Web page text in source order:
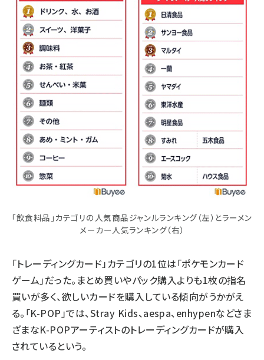
「飲食料品」カテゴリの人気商品ジャンルランキング（左）とラーメン
メーカー人気ランキング（右）
「トレーディングカード」カテゴリの1位は「ポケモンカード
ゲーム」だった。まとめ買いやパック購入よりも1枚の指名
買いが多く、欲しいカードを購入している傾向がうかがえ
る。「K-POP」では、Stray Kids、aespa、enhypenなどさま
ざまなK-POPアーティストのトレーディングカードが購入
されているという。